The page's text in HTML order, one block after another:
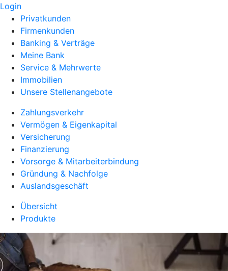
Login
Privatkunden
Firmenkunden
Banking & Verträge
Meine Bank
Service & Mehrwerte
Immobilien
Unsere Stellenangebote
Zahlungsverkehr
Vermögen & Eigenkapital
Versicherung
Finanzierung
Vorsorge & Mitarbeiterbindung
Gründung & Nachfolge
Auslandsgeschäft
Übersicht
Produkte